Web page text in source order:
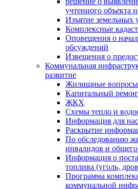
учтенного объекта
Изъятие земельных
Комплексные
Оповещения о
обсуждений
Извещения о
Коммунальная
развитие
Жилищные вопросы
Капитальный
ЖКХ
Схемы тепло и
Информация для
Раскрытие
По обследованию
инвалидов и
Информация о
топлива (уголь,
Программа
коммунальной